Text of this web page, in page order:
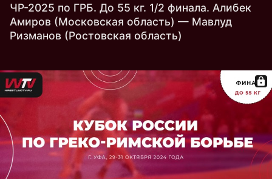
ЧР-2025 по ГРБ. До 55 кг. 1/2 финала. Алибек
Амиров (Московская область) — Мавлуд
Ризманов (Ростовская область)